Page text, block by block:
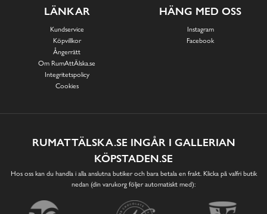
LÄNKAR
Kundservice
Köpvillkor
Ångerrätt
Om RumAttÄlska.se
Integritetspolicy
Cookies
HÄNG MED OSS
Instagram
Facebook
RUMATTÄLSKA.SE INGÅR I GALLERIAN
KÖPSTADEN.SE
Hos oss kan du handla i alla anslutna butiker och bara betala en frakt. Klicka på valfri butik
nedan (din varukorg följer automatiskt med):